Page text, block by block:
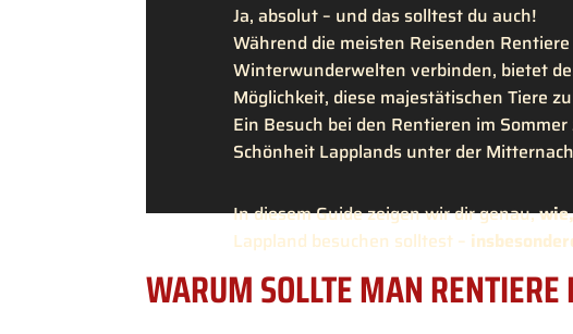
Ja, absolut – und das solltest du auch!
Während die meisten Reisenden
Winterwunderwelten verbinden, bietet
Möglichkeit, diese majestätischen Tiere
Ein Besuch bei den Rentieren im
Schönheit Lapplands unter der
In diesem Guide zeigen wir dir genau,
Lappland besuchen solltest –
WARUM SOLLTE MAN